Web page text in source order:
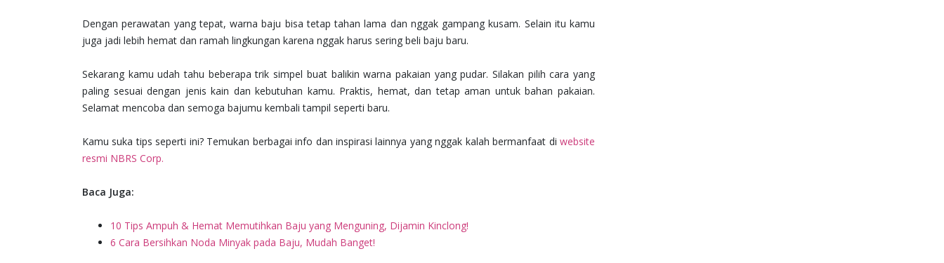
Dengan perawatan yang tepat, warna baju bisa tetap tahan lama dan nggak gampang kusam. Selain itu kamu
juga jadi lebih hemat dan ramah lingkungan karena nggak harus sering beli baju baru.
Sekarang kamu udah tahu beberapa trik simpel buat balikin warna pakaian yang pudar. Silakan pilih cara yang
paling sesuai dengan jenis kain dan kebutuhan kamu. Praktis, hemat, dan tetap aman untuk bahan pakaian.
Selamat mencoba dan semoga bajumu kembali tampil seperti baru.
Kamu suka tips seperti ini? Temukan berbagai info dan inspirasi lainnya yang nggak kalah bermanfaat di website
resmi NBRS Corp.
Baca Juga:
10 Tips Ampuh & Hemat Memutihkan Baju yang Menguning, Dijamin Kinclong!
6 Cara Bersihkan Noda Minyak pada Baju, Mudah Banget!